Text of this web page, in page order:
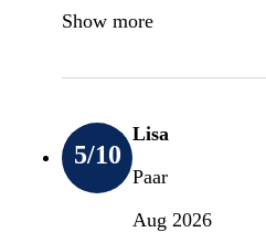
Show more
5/10
Lisa
Paar
Aug 2026